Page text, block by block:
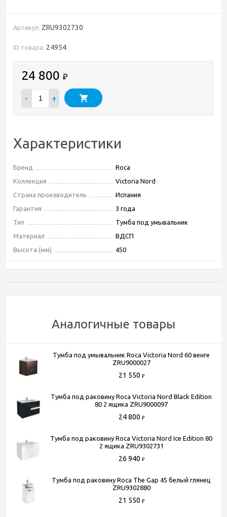
Артикул: ZRU9302730
ID товара: 24954
24 800 ₽
- +
Характеристики
Бренд
Roca
Коллекция
Victoria Nord
Страна производитель
Испания
Гарантия
3 года
Тип
Тумба под умывальник
Материал
ВДСП
Высота (мм)
450
Глубина (мм)
Угловая конструкция
Фурнитура
хром
Бельевая корзина
Нет
Покрытие фасада
эмаль
Способы получения товара:
- Самовывоз из шоу-рума по адресу Киевское шоссе, 500
метров от МКАД. БП "Румянцево", корпус В, этаж 2,
- Доставка по Москве в пределах МКАД (стоимость
доставки рассчитывается менеджером после оформления
Аналогичные товары
Тумба под умывальник Roca Victoria Nord 60 венге
ZRU9000027
21 550 ₽
Тумба под раковину Roca Victoria Nord Black Edition
80 2 ящика ZRU9000097
24 800 ₽
Тумба под раковину Roca Victoria Nord Ice Edition 80
2 ящика ZRU9302731
26 940 ₽
Тумба под раковину Roca The Gap 45 белый глянец
ZRU9302880
21 550 ₽